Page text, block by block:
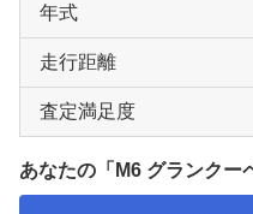
年式
走行距離
査定満足度
あなたの「M6 グランクー